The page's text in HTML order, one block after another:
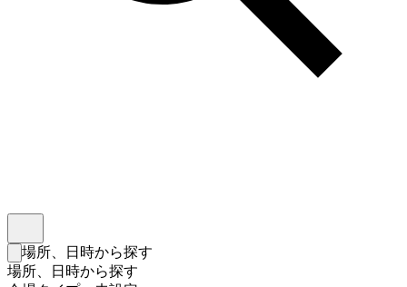
検索フォームを閉じる
場所、日時から探す
場所、日時から探す